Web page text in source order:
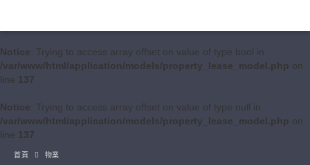
Notice: Trying to access array offset on value of type bool in
/var/www/html/application/models/property_lease_model.php on
line 137
Notice: Trying to access array offset on value of type null in
/var/www/html/application/models/property_lease_model.php on
line 137
首頁 物業